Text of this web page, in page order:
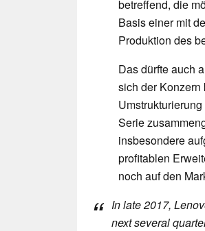
betreffend, die
Basis einer mit
Produktion des
Das dürfte auch
sich der Konzern
Serie
insbesondere
profitablen
noch auf den
In late 2017,
next several